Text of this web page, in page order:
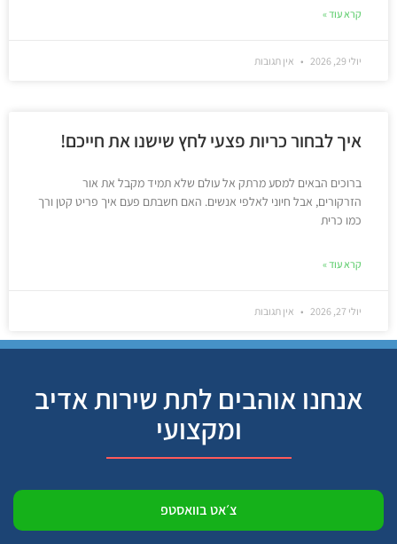
קרא עוד »
יולי 29, 2026 אין תגובות
איך לבחור כריות פצעי לחץ שישנו את חייכם!
ברוכים הבאים למסע מרתק אל עולם שלא תמיד מקבל את אור
הזרקורים, אבל חיוני לאלפי אנשים. האם חשבתם פעם איך פריט קטן ורך
כמו כרית
קרא עוד »
יולי 27, 2026 אין תגובות
אנחנו אוהבים לתת שירות אדיב
ומקצועי
צ׳אט בוואסטפ